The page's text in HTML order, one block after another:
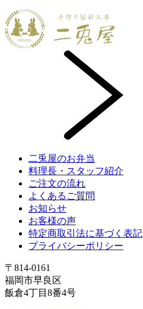
二兎屋のお弁当
料理長・スタッフ紹介
ご注文の流れ
よくあるご質問
お知らせ
お客様の声
特定商取引法に基づく表記
プライバシーポリシー
〒814-0161
福岡市早良区
飯倉4丁目8番4号